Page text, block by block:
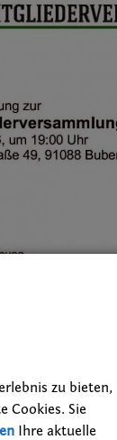
zu bieten,
Cookies. Sie
Ihre aktuelle